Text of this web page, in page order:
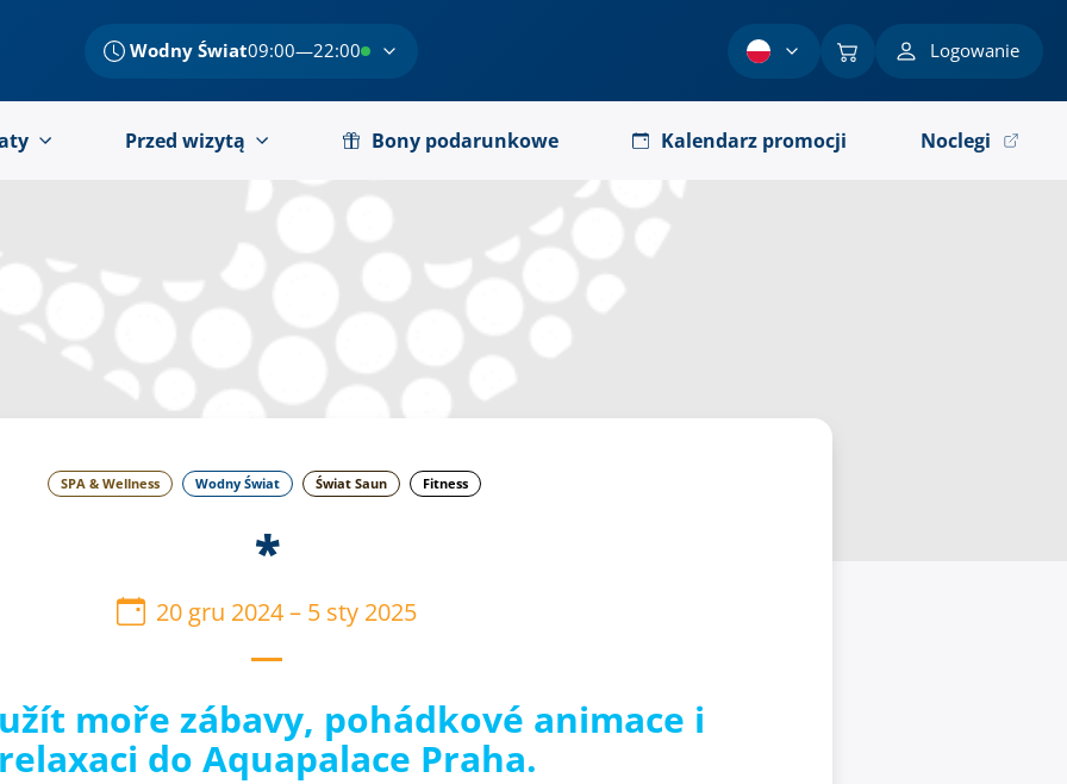
Wodny Świat09:00—22:00 Logowanie
Przed wizytą Bony podarunkowe Kalendarz promocji Noclegi
SPA & Wellness Wodny Świat Świat Saun Fitness
*
20 gru 2024– 5 sty 2025
moře zábavy, pohádkové animace i
do Aquapalace Praha.